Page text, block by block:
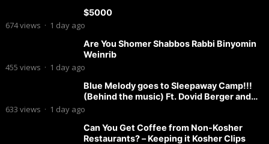
$5000
674views · 1 day ago
Are You Shomer Shabbos Rabbi Binyomin
Weinrib
455 views · 1 day ago
Blue Melody goes to Sleepaway Camp!!!
(Behind the music) Ft. Dovid Berger and
Chaim Brown
633 views · 1 day ago
Can You Get Coffee from Non-Kosher
Restaurants? – Keeping it Kosher Clips